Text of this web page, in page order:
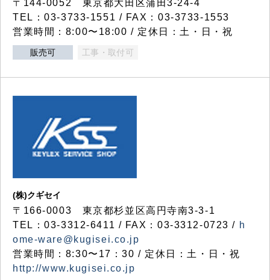
〒144-0052 東京都大田区蒲田3-24-4
TEL：03-3733-1551 / FAX：03-3733-1553
営業時間：8:00〜18:00 / 定休日：土・日・祝
販売可 工事・取付可
(株)クギセイ
〒166-0003 東京都杉並区高円寺南3-3-1
TEL：03-3312-6411 / FAX：03-3312-0723 / h
ome-ware@kugisei.co.jp
営業時間：8:30〜17：30 / 定休日：土・日・祝
http://www.kugisei.co.jp